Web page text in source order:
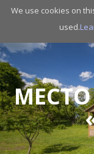
We use cookies on
used.
Skip
navigation